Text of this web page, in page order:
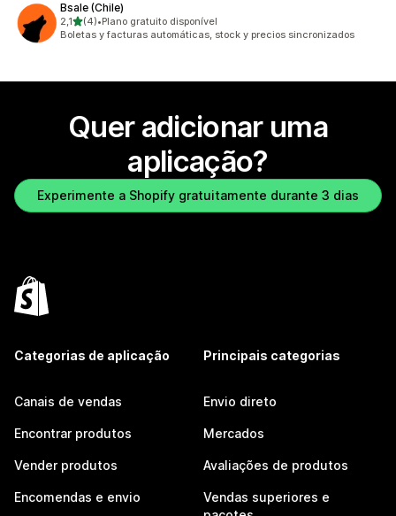
Bsale (Chile)
2,1de 5 estrelas
(4)
4 total de avaliações
•Plano gratuito disponível
Boletas y facturas automáticas, stock y precios sincronizados
Quer adicionar uma
aplicação?
Experimente a Shopify gratuitamente durante 3 dias
Categorias de aplicação
Canais de vendas
Encontrar produtos
Vender produtos
Encomendas e envio
Principais categorias
Envio direto
Mercados
Avaliações de produtos
Vendas superiores e